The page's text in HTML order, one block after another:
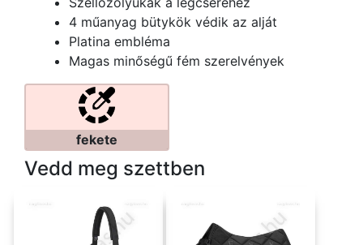
4 műanyag bütykök védik az alját
Platina embléma
Magas minőségű fém szerelvények
fekete
Vedd meg szettben